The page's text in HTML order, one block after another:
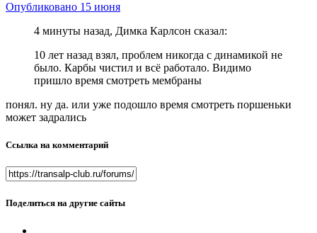
Опубликовано 15 июня
4 минуты назад, Димка Карлсон сказал:
10 лет назад взял, проблем никогда с динамикой не
было. Карбы чистил и всё работало. Видимо
пришло время смотреть мембраны
понял. ну да. или уже подошло время смотреть поршеньки
может задрались
Ссылка на комментарий
Поделиться на другие сайты